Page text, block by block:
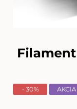
- 30% AKCIA